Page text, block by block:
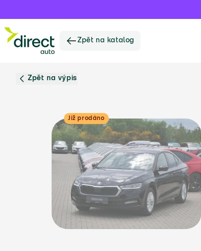
Zpět na katalog
Zpět na výpis
Již prodáno